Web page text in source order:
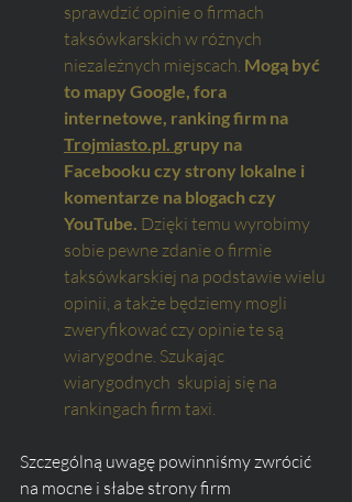
sprawdzić opinie o firmach
taksówkarskich w różnych
niezależnych miejscach. Mogą być
to mapy Google, fora
internetowe, ranking firm na
Trojmiasto.pl. grupy na
Facebooku czy strony lokalne i
komentarze na blogach czy
YouTube. Dzięki temu wyrobimy
sobie pewne zdanie o firmie
taksówkarskiej na podstawie wielu
opinii, a także będziemy mogli
zweryfikować czy opinie te są
wiarygodne. Szukając
wiarygodnych  skupiaj się na
rankingach firm taxi.
Szczególną uwagę powinniśmy zwrócić
na mocne i słabe strony firm